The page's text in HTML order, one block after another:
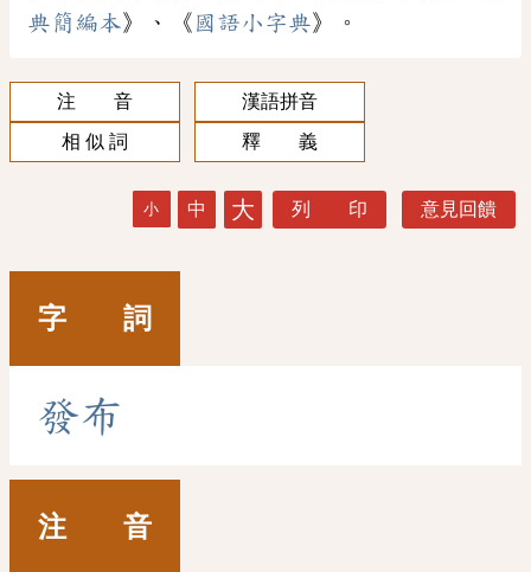
典簡編本》、《 國語小字典》。
注 音
漢語拼音
相 似 詞
釋 義
小 中 大 列 印 意見回饋
字 詞
發布
注 音